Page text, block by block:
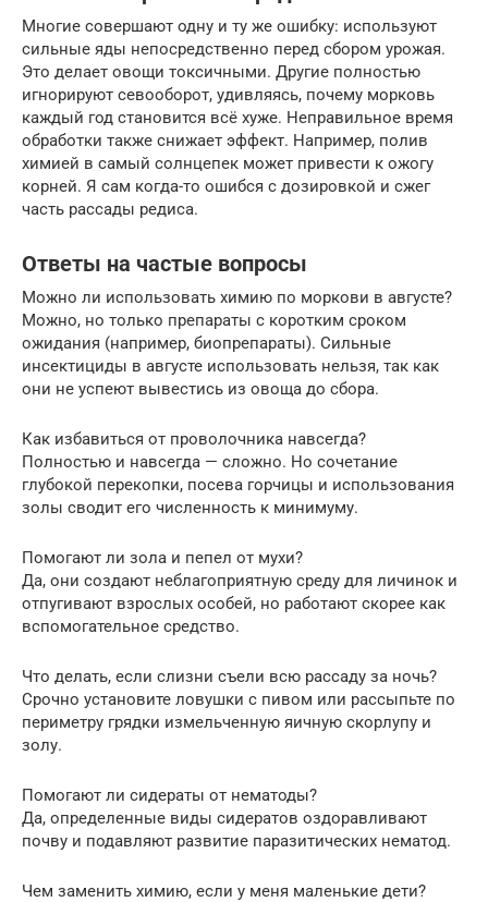
Многие совершают одну и ту же ошибку: используют
сильные яды непосредственно перед сбором урожая.
Это делает овощи токсичными. Другие полностью
игнорируют севооборот, удивляясь, почему морковь
каждый год становится всё хуже. Неправильное время
обработки также снижает эффект. Например, полив
химией в самый солнцепек может привести к ожогу
корней. Я сам когда-то ошибся с дозировкой и сжег
часть рассады редиса.
Ответы на частые вопросы
Можно ли использовать химию по моркови в августе?
Можно, но только препараты с коротким сроком
ожидания (например, биопрепараты). Сильные
инсектициды в августе использовать нельзя, так как
они не успеют вывестись из овоща до сбора.
Как избавиться от проволочника навсегда?
Полностью и навсегда — сложно. Но сочетание
глубокой перекопки, посева горчицы и использования
золы сводит его численность к минимуму.
Помогают ли зола и пепел от мухи?
Да, они создают неблагоприятную среду для личинок и
отпугивают взрослых особей, но работают скорее как
вспомогательное средство.
Что делать, если слизни съели всю рассаду за ночь?
Срочно установите ловушки с пивом или рассыпьте по
периметру грядки измельченную яичную скорлупу и
золу.
Помогают ли сидераты от нематоды?
Да, определенные виды сидератов оздоравливают
почву и подавляют развитие паразитических нематод.
Чем заменить химию, если у меня маленькие дети?